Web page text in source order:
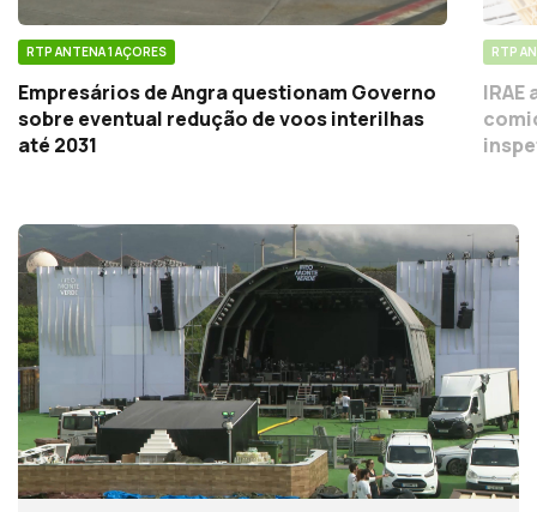
RTP ANTENA 1 AÇORES
Empresários de Angra questionam Governo
sobre eventual redução de voos interilhas
até 2031
RTP